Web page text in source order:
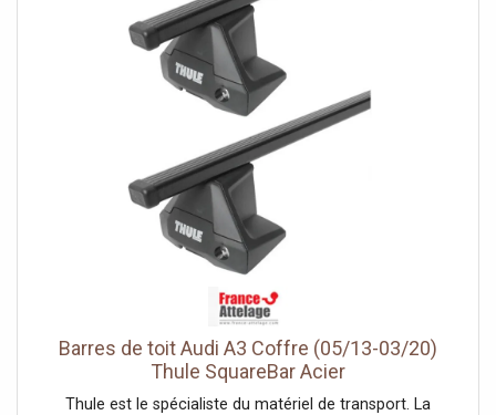
Barres de toit Audi A3 Coffre (05/13-03/20)
Thule SquareBar Acier
Thule est le spécialiste du matériel de transport. La